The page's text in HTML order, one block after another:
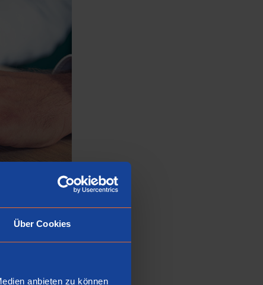
Über Cookies
anbieten zu können